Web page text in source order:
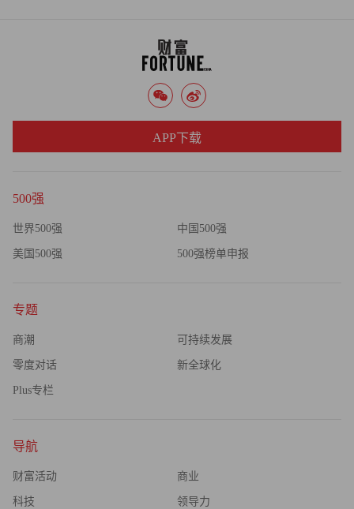
500强
世界500强 中国500强
美国500强 500强榜单申报
专题
商潮 可持续发展
零度对话 新全球化
Plus专栏
导航
财富活动 商业
科技 领导力
APP下载